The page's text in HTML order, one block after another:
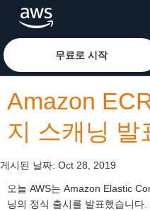
메인 콘텐츠로 건너뛰기
Amazon Web
무료로 시작
Amazon
지 스캐닝 발
게시된 날짜: Oct 28, 2019
오늘 AWS는 Amazon Elastic
닝의 정식 출시를 발표했습니다